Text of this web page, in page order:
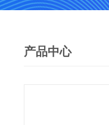
产品中心